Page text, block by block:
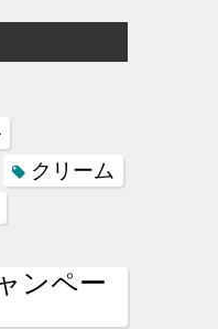
クリーム
ンペー